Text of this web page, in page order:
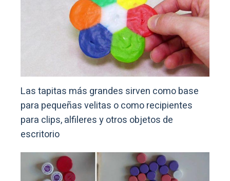
Las tapitas más grandes sirven como base
para pequeñas velitas o como recipientes
para clips, alfileres y otros objetos de
escritorio